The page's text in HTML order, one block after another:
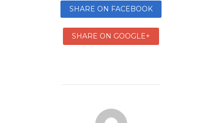
SHARE ON FACEBOOK
SHARE ON GOOGLE+